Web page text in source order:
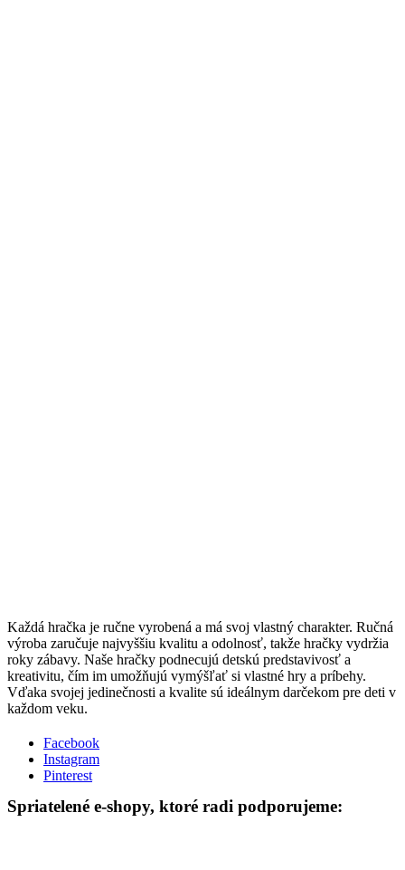
Každá hračka je ručne vyrobená a má svoj vlastný charakter. Ručná
výroba zaručuje najvyššiu kvalitu a odolnosť, takže hračky vydržia
roky zábavy. Naše hračky podnecujú detskú predstavivosť a
kreativitu, čím im umožňujú vymýšľať si vlastné hry a príbehy.
Vďaka svojej jedinečnosti a kvalite sú ideálnym darčekom pre deti v
každom veku.
Facebook
Instagram
Pinterest
Spriatelené e-shopy, ktoré radi podporujeme: